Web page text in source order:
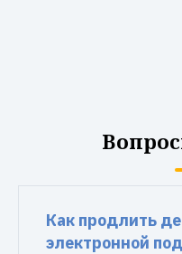
Как продлить
электронной